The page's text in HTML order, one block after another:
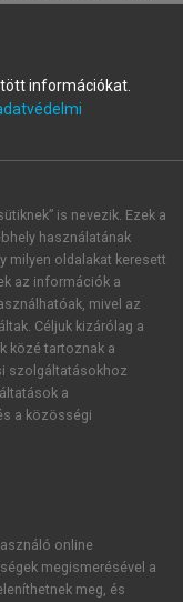
új fiókot.
információkat.
is nevezik. Ezek a
használatának
milyen oldalakat keresett
az információk a
mivel az
Céljuk kizárólag a
közé tartoznak a
szolgáltatásokhoz
a
a közösségi
online
megismerésével a
meg, és